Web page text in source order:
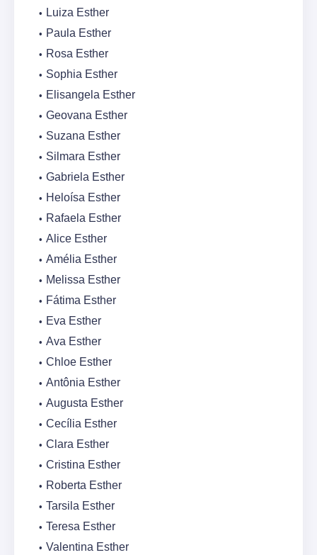
Luiza Esther
Paula Esther
Rosa Esther
Sophia Esther
Elisangela Esther
Geovana Esther
Suzana Esther
Silmara Esther
Gabriela Esther
Heloísa Esther
Rafaela Esther
Alice Esther
Amélia Esther
Melissa Esther
Fátima Esther
Eva Esther
Ava Esther
Chloe Esther
Antônia Esther
Augusta Esther
Cecília Esther
Clara Esther
Cristina Esther
Roberta Esther
Tarsila Esther
Teresa Esther
Valentina Esther